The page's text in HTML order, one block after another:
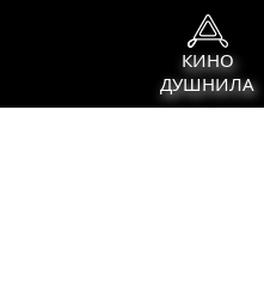
КИНО
ДУШНИЛА